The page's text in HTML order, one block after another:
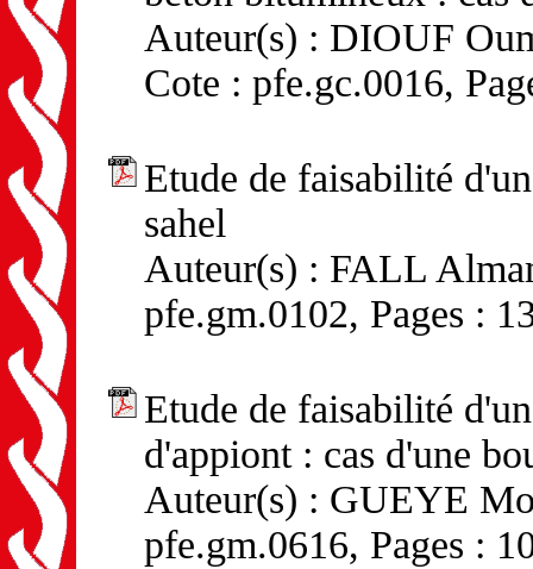
Auteur(s) : DIOUF
Cote : pfe.gc.0016,
Etude de faisabilité
sahel
Auteur(s) : FALL
pfe.gm.0102, Pages :
Etude de faisabilité
d'appiont : cas d'une
Auteur(s) : GUEYE
pfe.gm.0616, Pages :